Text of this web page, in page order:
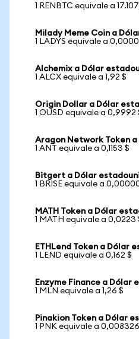
1 RENBTC equivale a
Milady Meme Coin a
1 LADYS equivale a
Alchemix a Dólar
1 ALCX equivale a 1,92 $
Origin Dollar a Dólar
1 OUSD equivale a 0,9992
Aragon Network Token
1 ANT equivale a 0,1153 $
Bitgert a Dólar
1 BRISE equivale a
MATH Token a Dólar
1 MATH equivale a 0,0223
ETHLend Token a Dólar
1 LEND equivale a 0,162 $
Enzyme Finance a Dólar
1 MLN equivale a 1,26 $
Pinakion Token a Dólar
1 PNK equivale a